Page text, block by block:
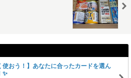
使おう！】あなたに合ったカードを選ん
✨